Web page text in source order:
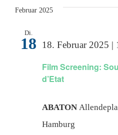
wählen.
Februar 2025
Di.
18
Film Screening:
d’Etat
18. Februar 2025 |
ABATON
Hamburg